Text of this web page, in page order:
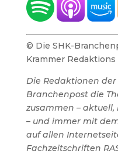
© Die SHK-
Krammer Redaktions
Die Redaktionen der
Branchenpost die
zusammen –
– und immer mit dem
auf allen
Fachzeitschriften